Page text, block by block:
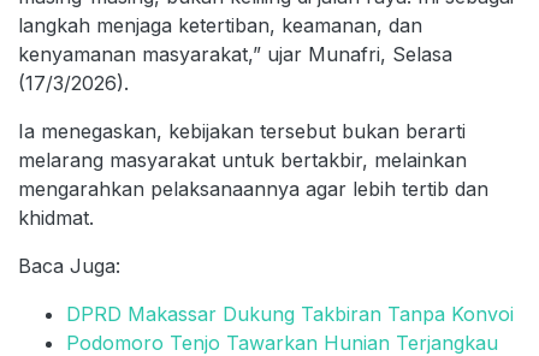
langkah menjaga ketertiban, keamanan, dan
kenyamanan masyarakat,” ujar Munafri, Selasa
(17/3/2026).
Ia menegaskan, kebijakan tersebut bukan berarti
melarang masyarakat untuk bertakbir, melainkan
mengarahkan pelaksanaannya agar lebih tertib dan
khidmat.
Baca Juga:
DPRD Makassar Dukung Takbiran Tanpa Konvoi
Podomoro Tenjo Tawarkan Hunian Terjangkau